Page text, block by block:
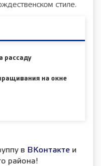
стиле.
рассаду
на окне
в ВКонтакте и
района!